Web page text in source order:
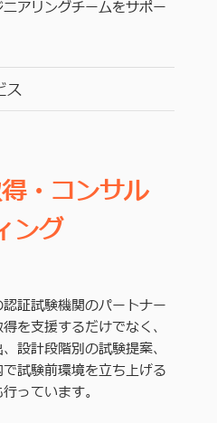
アリングチームをサポー
ス
・コンサル
ング
証試験機関のパートナー
を支援するだけでなく、
設計段階別の試験提案、
試験前環境を立ち上げる
っています。